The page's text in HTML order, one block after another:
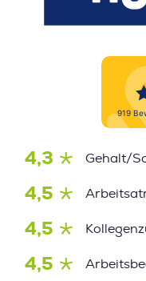
4,3 Gehalt/
4,5
4,5
4,5